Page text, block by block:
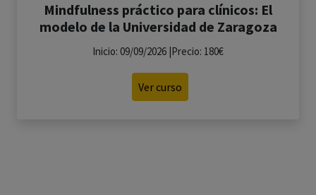
Mindfulness práctico para clínicos: El
modelo de la Universidad de Zaragoza
Inicio: 09/09/2026 |Precio: 180€
Ver curso